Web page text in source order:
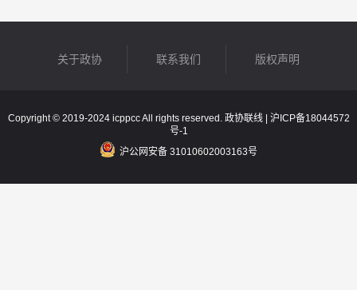
关于政协 联系我们 版权声明
Copyright © 2019-2024 icppcc All rights reserved. 政协联线 | 沪ICP备18044572
号-1
沪公网安备 31010602003163号